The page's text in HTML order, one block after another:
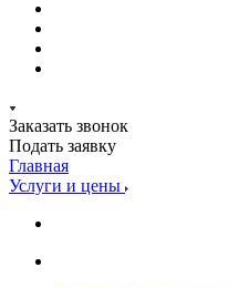
Заказать звонок
Подать заявку
Главная
Услуги и цены